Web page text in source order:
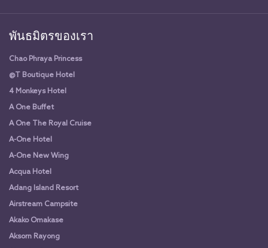
พันธมิตรของเรา
Chao Phraya Princess
@T Boutique Hotel
4 Monkeys Hotel
A One Buffet
A One The Royal Cruise
A-One Hotel
A-One New Wing
Acqua Hotel
Adang Island Resort
Airstream Campsite
Akako Omakase
Aksorn Rayong